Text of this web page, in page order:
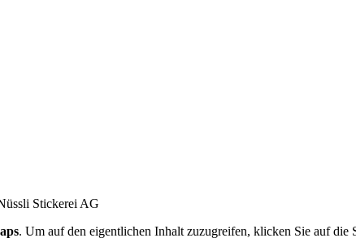
. Um auf den eigentlichen Inhalt zuzugreifen, klicken Sie auf die